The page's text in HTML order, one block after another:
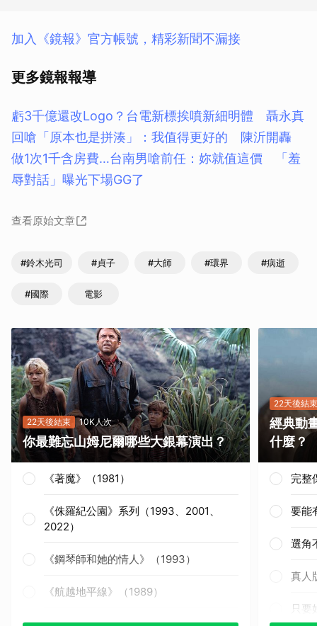
加入《鏡報》官方帳號，精彩新聞不漏接
更多鏡報報導
虧3千億還改Logo？台電新標挨噴新細明體 聶永真
回嗆「原本也是拼湊」：我值得更好的 陳沂開轟
做1次1千含房費…台南男嗆前任：妳就值這價 「羞
辱對話」曝光下場GG了
查看原始文章
#鈴木光司 #貞子 #大師 #環界 #病逝
#國際 電影
22天後結束 10K人次
你最難忘山姆尼爾哪些大銀幕演出？
《著魔》（1981）
《侏羅紀公園》系列（1993、2001、
2022）
《鋼琴師和她的情人》（1993）
《航越地平線》（1989）
22天後結束
經典動
什麼？
完整
要能
選角
真人
只要